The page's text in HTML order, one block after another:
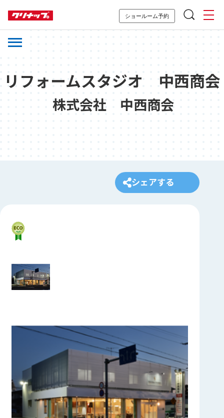
ショールーム予約
リフォームスタジオ 中西商会
株式会社 中西商会
シェアする